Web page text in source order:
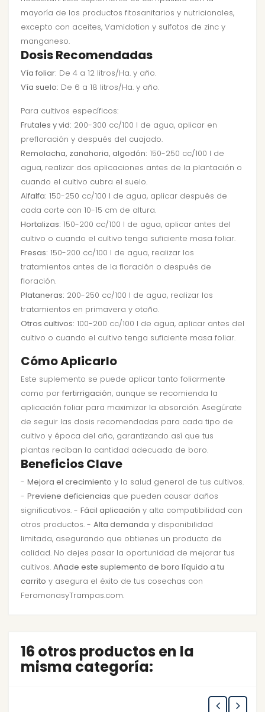
mayoría de los productos fitosanitarios y nutricionales,
excepto con aceites, Vamidotion y sulfatos de zinc y
manganeso.
Dosis Recomendadas
Vía foliar: De 4 a 12 litros/Ha. y año.
Vía suelo: De 6 a 18 litros/Ha. y año.
Para cultivos específicos:
Frutales y vid: 200-300 cc/100 l de agua, aplicar en
prefloración y después del cuajado.
Remolacha, zanahoria, algodón: 150-250 cc/100 l de
agua, realizar dos aplicaciones antes de la plantación o
cuando el cultivo cubra el suelo.
Alfalfa: 150-250 cc/100 l de agua, aplicar después de
cada corte con 10-15 cm de altura.
Hortalizas: 150-200 cc/100 l de agua, aplicar antes del
cultivo o cuando el cultivo tenga suficiente masa foliar.
Fresas: 150-200 cc/100 l de agua, realizar los
tratamientos antes de la floración o después de
floración.
Plataneras: 200-250 cc/100 l de agua, realizar los
tratamientos en primavera y otoño.
Otros cultivos: 100-200 cc/100 l de agua, aplicar antes del
cultivo o cuando el cultivo tenga suficiente masa foliar.
Cómo Aplicarlo
Este suplemento se puede aplicar tanto foliarmente
como por fertirrigación, aunque se recomienda la
aplicación foliar para maximizar la absorción. Asegúrate
de seguir las dosis recomendadas para cada tipo de
cultivo y época del año, garantizando así que tus
plantas reciban la cantidad adecuada de boro.
Beneficios Clave
- Mejora el crecimiento y la salud general de tus cultivos.
- Previene deficiencias que pueden causar daños
significativos. - Fácil aplicación y alta compatibilidad con
otros productos. - Alta demanda y disponibilidad
limitada, asegurando que obtienes un producto de
calidad. No dejes pasar la oportunidad de mejorar tus
cultivos. Añade este suplemento de boro líquido a tu
carrito y asegura el éxito de tus cosechas con
FeromonasyTrampas.com.
16 otros productos en la
misma categoría: